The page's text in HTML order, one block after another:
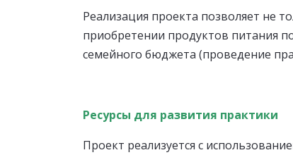
Реализация проекта позволяет не
приобретении продуктов питания
семейного бюджета (проведение
Ресурсы для развития практики
Проект реализуется с